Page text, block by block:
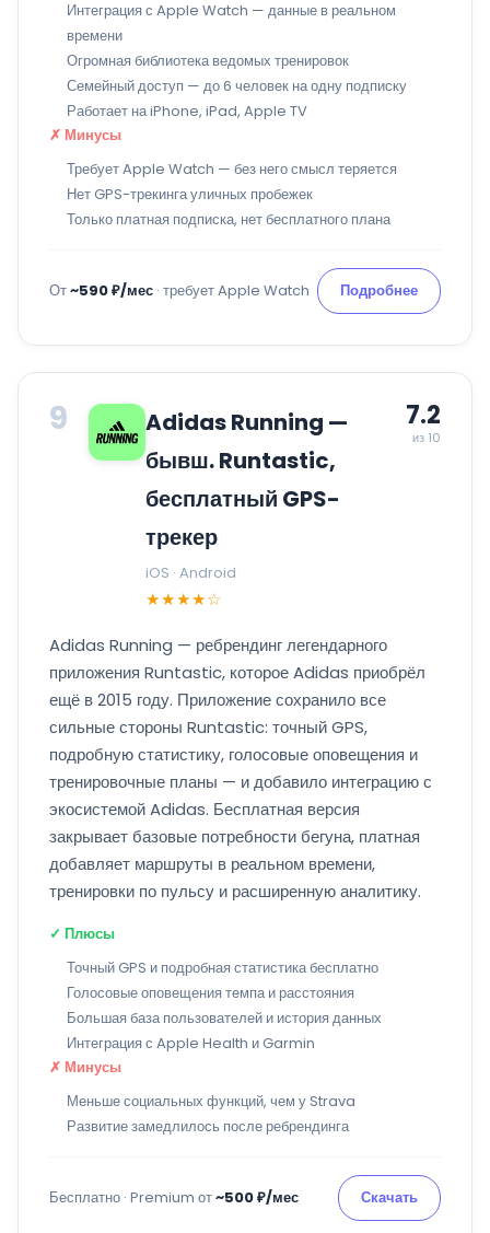
Интеграция с Apple Watch — данные в реальном
времени
Огромная библиотека ведомых тренировок
Семейный доступ — до 6 человек на одну подписку
Работает на iPhone, iPad, Apple TV
✗ Минусы
Требует Apple Watch — без него смысл теряется
Нет GPS-трекинга уличных пробежек
Только платная подписка, нет бесплатного плана
От~590 ₽/мес · требует Apple Watch Подробнее
9
Adidas Running —
бывш. Runtastic,
бесплатный GPS-
трекер
iOS · Android
★★★★☆
7.2
из 10
Adidas Running — ребрендинг легендарного
приложения Runtastic, которое Adidas приобрёл
ещё в 2015 году. Приложение сохранило все
сильные стороны Runtastic: точный GPS,
подробную статистику, голосовые оповещения и
тренировочные планы — и добавило интеграцию с
экосистемой Adidas. Бесплатная версия
закрывает базовые потребности бегуна, платная
добавляет маршруты в реальном времени,
тренировки по пульсу и расширенную аналитику.
✓ Плюсы
Точный GPS и подробная статистика бесплатно
Голосовые оповещения темпа и расстояния
Большая база пользователей и история данных
Интеграция с Apple Health и Garmin
✗ Минусы
Меньше социальных функций, чем у Strava
Развитие замедлилось после ребрендинга
Бесплатно · Premium от~500 ₽/мес Скачать